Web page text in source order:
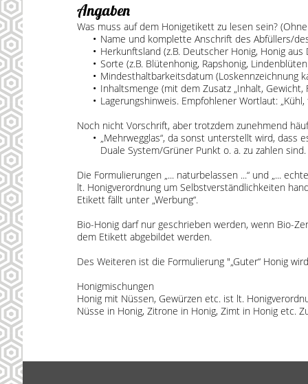
Angaben
Was muss auf dem Honigetikett zu lesen sein?
Name und komplette Anschrift des Abfüllers/
Herkunftsland (z.B. Deutscher Honig, Honig aus
Sorte (z.B. Blütenhonig, Rapshonig,
Mindesthaltbarkeitsdatum (Loskennzeichnung
Inhaltsmenge (mit dem Zusatz „Inhalt, Gewicht,
Lagerungshinweis. Empfohlener Wortlaut:
Noch nicht Vorschrift, aber trotzdem zunehmend
„Mehrwegglas“, da sonst unterstellt wird, dass
Duale System/Grüner Punkt o. a. zu zahlen
Die Formulierungen „... naturbelassen ...“ und „...
lt. Honigverordnung um Selbstverständlichkeiten
Etikett fällt unter „Werbung“.
Bio-Honig darf nur geschrieben werden, wenn Bio-
dem Etikett abgebildet werden.
Des Weiteren ist die Formulierung "„Guter“ Honig
Honigmischungen
Honig mit Nüssen, Gewürzen etc. ist lt.
Nüsse in Honig, Zitrone in Honig, Zimt in Honig etc.